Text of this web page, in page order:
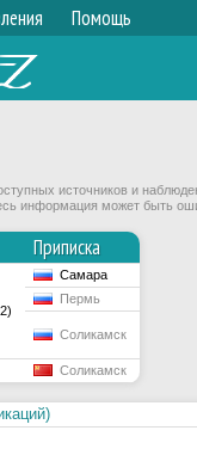
Помощь
источников и
информация может быть
Приписка
Самара
Пермь
Соликамск
Соликамск